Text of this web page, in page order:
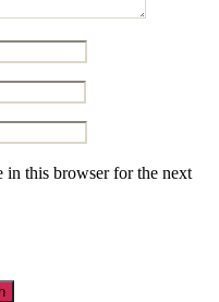
in this browser for the next